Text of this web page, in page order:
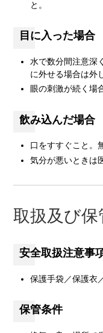
と。
目に入った場合
水で数分間注意深
に外せる場合は外
眼の刺激が続く場
飲み込んだ場合
口をすすぐこと。
気分が悪いときは
取扱及び
安全取扱注意事
保護手袋／保護衣
保管条件